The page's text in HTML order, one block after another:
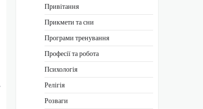
Привітання
Прикмети та сни
Програми тренування
Професії та робота
Психологія
Релігія
Розваги